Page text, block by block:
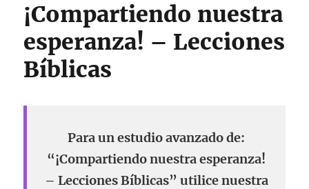
¡Compartiendo nuestra
esperanza! – Lecciones
Bíblicas
Para un estudio avanzado de:
“¡Compartiendo nuestra esperanza!
– Lecciones Bíblicas” utilice nuestra